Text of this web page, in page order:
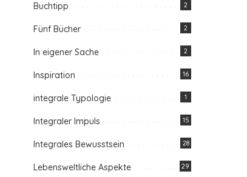
Buchtipp 2
Fünf Bücher 2
In eigener Sache 2
Inspiration 16
integrale Typologie 1
Integraler Impuls 15
Integrales Bewusstsein 28
Lebensweltliche Aspekte 29